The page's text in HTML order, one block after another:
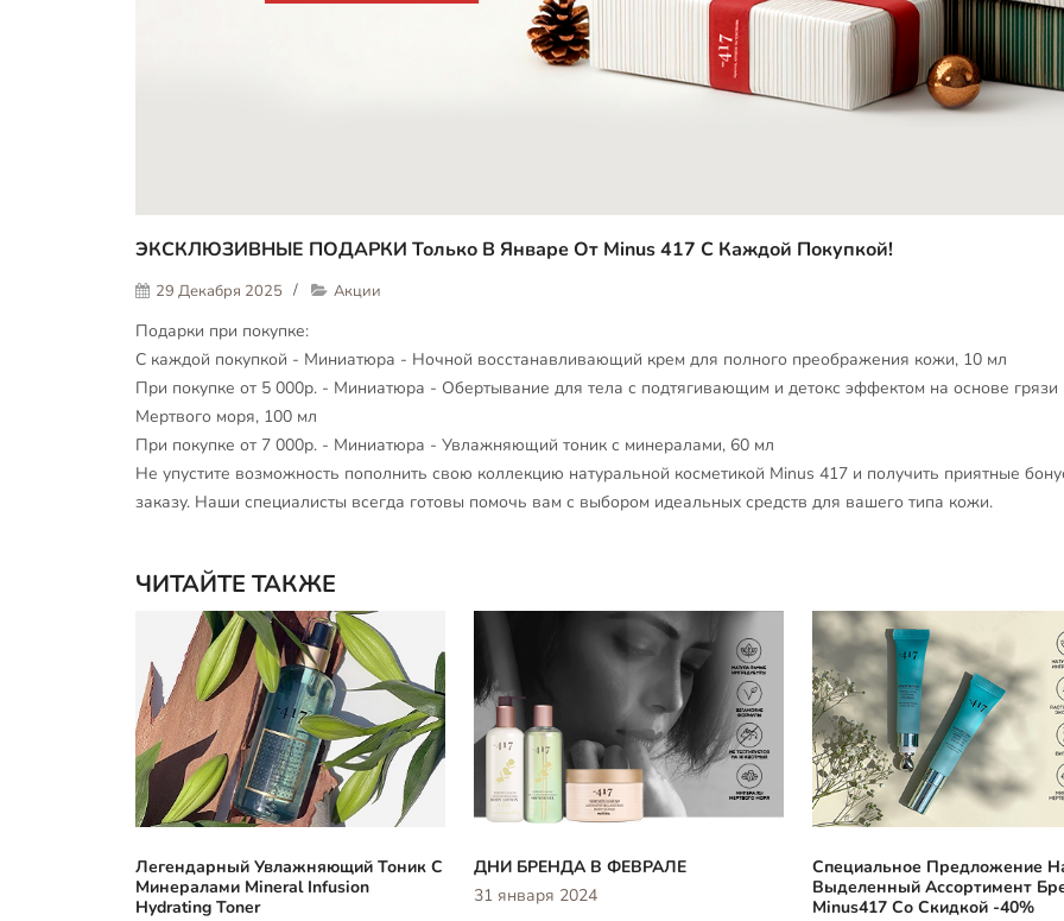
ЭКСКЛЮЗИВНЫЕ ПОДАРКИ Только В Январе От Minus 417 С Каждой Покупкой!
29 Декабря 2025 Акции
Подарки при покупке:
С каждой покупкой - Миниатюра - Ночной восстанавливающий крем для полного преображения кожи, 10 мл
При покупке от 5 000р. - Миниатюра - Обертывание для тела с подтягивающим и детокс эффектом на основе грязи
Мертвого моря, 100 мл
При покупке от 7 000р. - Миниатюра - Увлажняющий тоник с минералами, 60 мл
Не упустите возможность пополнить свою коллекцию натуральной косметикой Minus 417 и получить приятные
заказу. Наши специалисты всегда готовы помочь вам с выбором идеальных средств для вашего типа кожи.
ЧИТАЙТЕ ТАКЖЕ
Легендарный Увлажняющий Тоник С
Минералами Mineral Infusion
Hydrating Toner
ДНИ БРЕНДА В ФЕВРАЛЕ
31 января 2024
Специальное Предложение
Выделенный Ассортимент
Minus417 Со Скидкой -40%